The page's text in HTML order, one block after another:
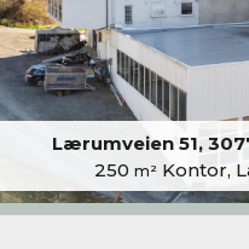
Lærumveien 51,
250 m²Kontor,